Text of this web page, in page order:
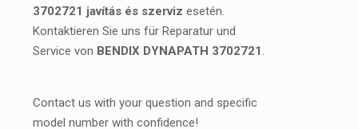
3702721 javítás és szerviz esetén.
Kontaktieren Sie uns für Reparatur und
Service von BENDIX DYNAPATH 3702721 .
Contact us with your question and specific
model number with confidence!